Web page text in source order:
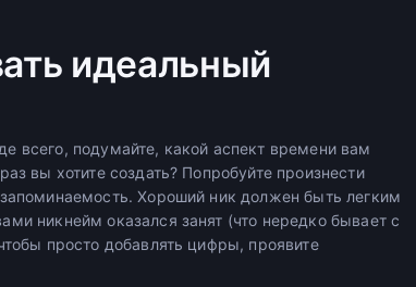
идеальный
всего, подумайте, какой аспект времени вам
вы хотите создать? Попробуйте произнести
Хороший ник должен быть легким
никнейм оказался занят (что нередко бывает с
просто добавлять цифры, проявите